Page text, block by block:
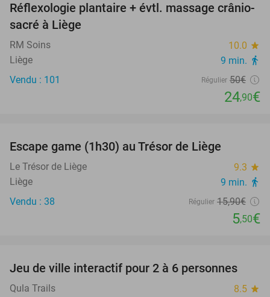
50%
Réflexologie plantaire + évtl. massage crânio-
sacré à Liège
RM Soins 10.0 star
Liège 9 min. directions_walk
Vendu : 101 Régulier 50€
24,90€
Escape game (1h30) au Trésor de Liège
Le Trésor de Liège 9.3 star
Liège 9 min. directions_walk
Vendu : 38 Régulier 15,90€
5,50€
61%
Jeu de ville interactif pour 2 à 6 personnes
Qula Trails 8.5 star